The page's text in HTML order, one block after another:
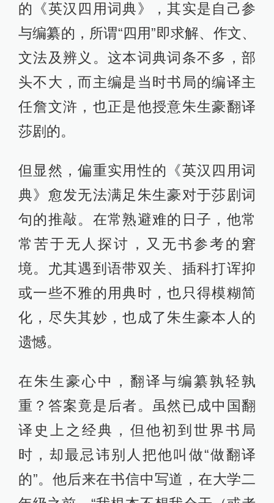
的《英汉四用词典》，其实是自己参
与编纂的，所谓“四用”即求解、作文、
文法及辨义。这本词典词条不多，部
头不大，而主编是当时书局的编译主
任詹文浒，也正是他授意朱生豪翻译
莎剧的。
但显然，偏重实用性的《英汉四用词
典》愈发无法满足朱生豪对于莎剧词
句的推敲。在常熟避难的日子，他常
常苦于无人探讨，又无书参考的窘
境。尤其遇到语带双关、插科打诨抑
或一些不雅的用典时，也只得模糊简
化，尽失其妙，也成了朱生豪本人的
遗憾。
在朱生豪心中，翻译与编纂孰轻孰
重？答案竟是后者。虽然已成中国翻
译史上之经典，但他初到世界书局
时，却最忌讳别人把他叫做“做翻译
的”。他后来在书信中写道，在大学二